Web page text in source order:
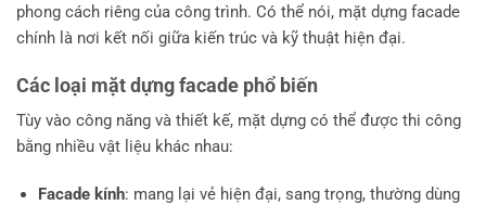
phong cách riêng của công trình. Có thể nói, mặt dựng facade
chính là nơi kết nối giữa kiến trúc và kỹ thuật hiện đại.
Các loại mặt dựng facade phổ biến
Tùy vào công năng và thiết kế, mặt dựng có thể được thi công
bằng nhiều vật liệu khác nhau:
Facade kính: mang lại vẻ hiện đại, sang trọng, thường dùng